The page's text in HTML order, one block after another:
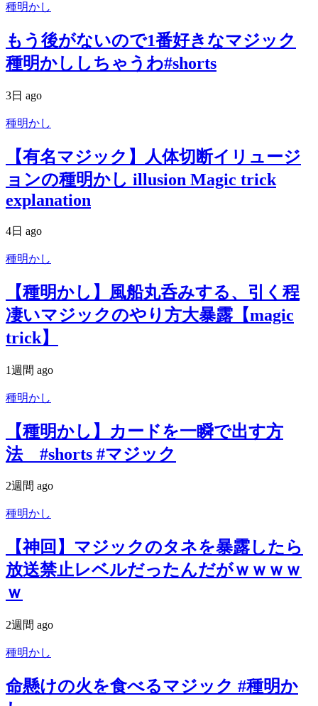
種明かし
もう後がないので1番好きなマジック
種明かししちゃうわ#shorts
3日 ago
種明かし
【有名マジック】人体切断イリュージ
ョンの種明かし illusion Magic trick
explanation
4日 ago
種明かし
【種明かし】風船丸呑みする、引く程
凄いマジックのやり方大暴露【magic
trick】
1週間 ago
種明かし
【種明かし】カードを一瞬で出す方
法 #shorts #マジック
2週間 ago
種明かし
【神回】マジックのタネを暴露したら
放送禁止レベルだったんだがｗｗｗｗ
ｗ
2週間 ago
種明かし
命懸けの火を食べるマジック #種明か